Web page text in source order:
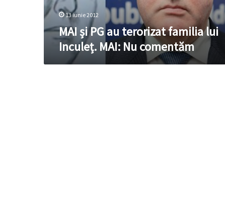
MAI:
Nu
comentăm
13 iunie 2012
MAI și PG au terorizat familia lui
Inculeț. MAI: Nu comentăm